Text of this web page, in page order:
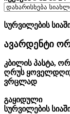
სურვილების
ავარდენტი
კბილის პასტა,
ღრუს
ვრცლად
გაყიდული
სურვილების